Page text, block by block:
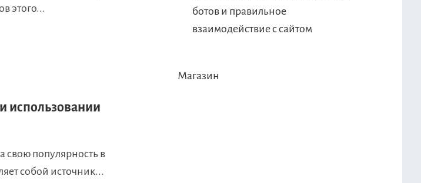
этого...
использовании
свою популярность в
собой источник...
ботов и правильное
взаимодействие с сайтом
Магазин